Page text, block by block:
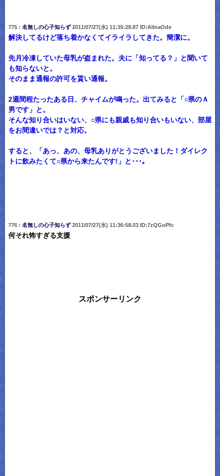
775 : 名無しの心子知らず2011/07/27(水) 11:35:28.87 ID:AIlnaOde
解決してるけど落ち着かなくてイライラしてきた。簡潔に。
先月冷凍していた母乳が盗まれた。夫に「知ってる？」と聞いて
も知らないと。
そのまま通報の許可を貰い通報。
2週間程たったある日、チャイムが鳴った。出てみると「○県のＡ
男です」と。
そんな知り合いはいない、○県にも親戚も知り合いもいない、部屋
をお間違いでは？と対応。
すると、「あっ、あの、母乳ありがとうございました！ダイレク
トに飲みたくて○県から来たんです!」と･･･｡
776 : 名無しの心子知らず2011/07/27(水) 11:36:58.03 ID:7zQGoPfc
何それ怖すぎる支援
スポンサーリンク